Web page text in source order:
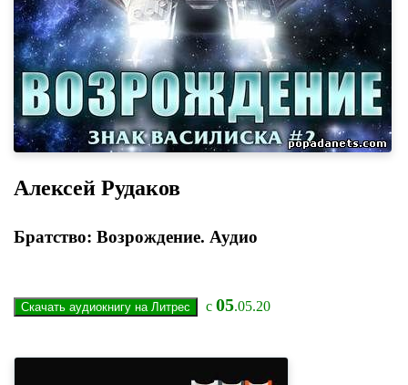
Алексей Рудаков
Братство: Возрождение. Аудио
с 05.05.20